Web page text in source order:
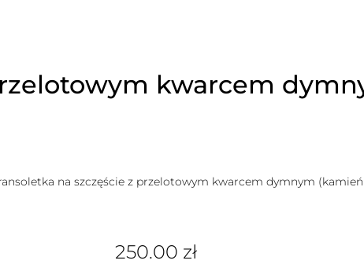
kwarcem
na szczęście z przelotowym kwarcem dymnym (kamień
250.00 zł